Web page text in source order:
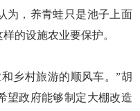
为，养青蛙只是池子上面
的设施农业要保护。
乡村旅游的顺风车。”胡
望政府能够制定大棚改造